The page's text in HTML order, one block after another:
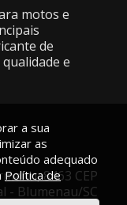
motos e
de
e
8463 CEP
- Blumenau/SC
a sua
as
adequado
Política de